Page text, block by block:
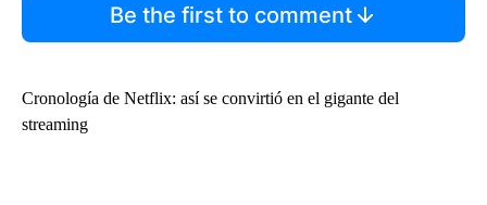
Be the first to comment
Cronología de Netflix: así se convirtió en el gigante del
streaming